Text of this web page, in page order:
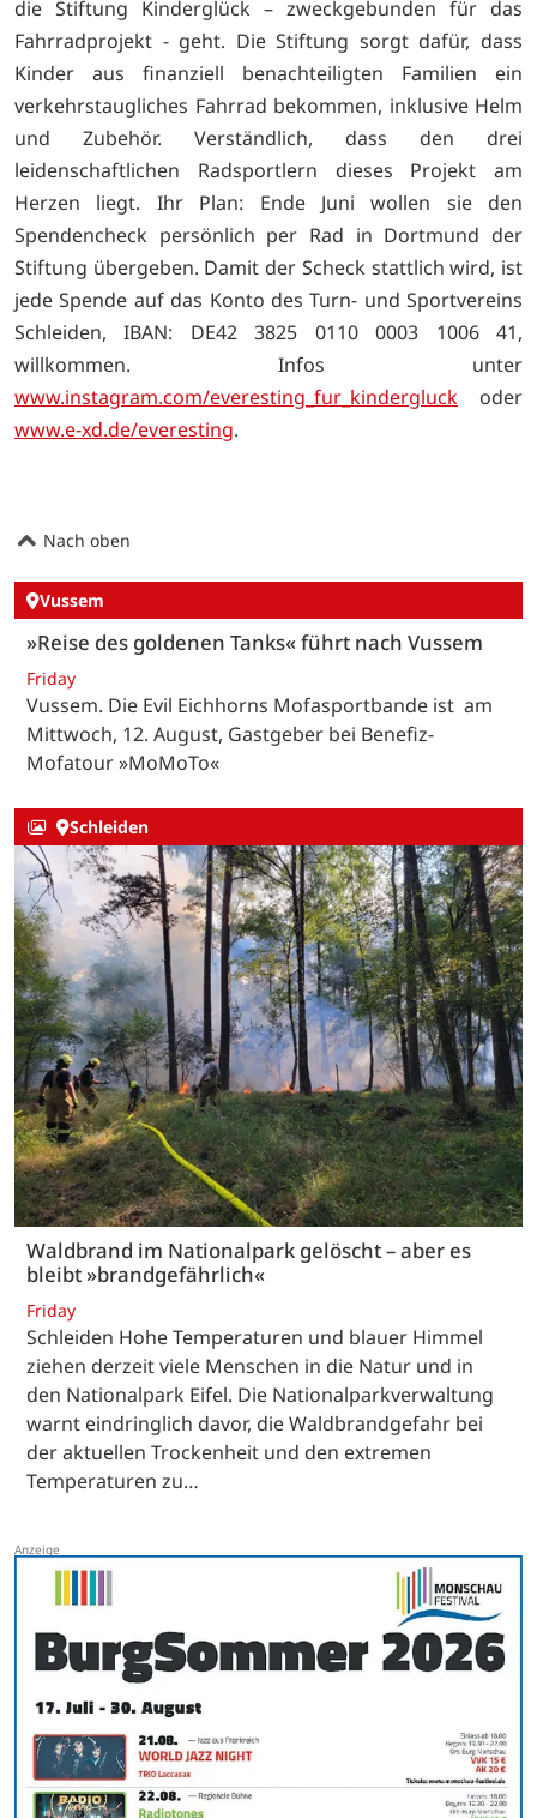
die Stiftung Kinderglück – zweckgebunden für das
Fahrradprojekt - geht. Die Stiftung sorgt dafür, dass
Kinder aus finanziell benachteiligten Familien ein
verkehrstaugliches Fahrrad bekommen, inklusive Helm
und Zubehör. Verständlich, dass den drei
leidenschaftlichen Radsportlern dieses Projekt am
Herzen liegt. Ihr Plan: Ende Juni wollen sie den
Spendencheck persönlich per Rad in Dortmund der
Stiftung übergeben. Damit der Scheck stattlich wird, ist
jede Spende auf das Konto des Turn- und Sportvereins
Schleiden, IBAN: DE42 3825 0110 0003 1006 41,
willkommen. Infos unter
www.instagram.com/everesting_fur_kindergluck oder
www.e-xd.de/everesting.
Nach oben
Vussem
»Reise des goldenen Tanks« führt nach Vussem
Friday
Vussem. Die Evil Eichhorns Mofasportbande ist am
Mittwoch, 12. August, Gastgeber bei Benefiz-
Mofatour »MoMoTo«
Schleiden
Waldbrand im Nationalpark gelöscht – aber es
bleibt »brandgefährlich«
Friday
Schleiden Hohe Temperaturen und blauer Himmel
ziehen derzeit viele Menschen in die Natur und in
den Nationalpark Eifel. Die Nationalparkverwaltung
warnt eindringlich davor, die Waldbrandgefahr bei
der aktuellen Trockenheit und den extremen
Temperaturen zu…